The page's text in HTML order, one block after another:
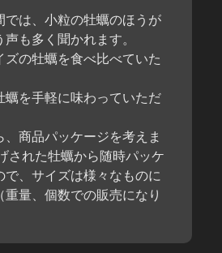
では、小粒の牡蠣のほうが
声も多く聞かれます。
ズの牡蠣を食べ比べていた
蠣を手軽に味わっていただ
、商品パッケージを考えま
された牡蠣から随時パッケ
で、サイズは様々なものに
重量、個数での販売になり